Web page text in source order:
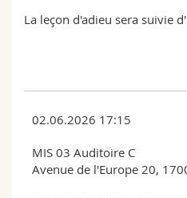
La leçon d'adieu sera suivie
02.06.2026 17:15
MIS 03 Auditoire C
Avenue de l'Europe 20,